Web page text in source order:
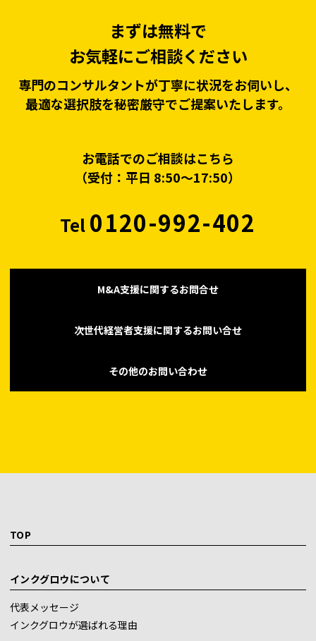
まずは無料で
お気軽にご相談ください
専門のコンサルタントが丁寧に状況をお伺いし、
最適な選択肢を秘密厳守でご提案いたします。
お電話でのご相談はこちら
（受付：平日 8:50〜17:50）
Tel0120-992-402
M&A支援に関するお問合せ
次世代経営者支援に関するお問い合せ
その他のお問い合わせ
TOP
インクグロウについて
代表メッセージ
インクグロウが選ばれる理由